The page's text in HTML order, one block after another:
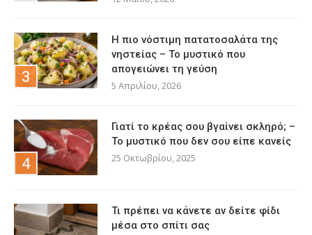
Η πιο νόστιμη πατατοσαλάτα της
νηστείας – Το μυστικό που
απογειώνει τη γεύση
5 Απριλίου, 2026
Γιατί το κρέας σου βγαίνει σκληρό; –
Το μυστικό που δεν σου είπε κανείς
25 Οκτωβρίου, 2025
Τι πρέπει να κάνετε αν δείτε φίδι
μέσα στο σπίτι σας